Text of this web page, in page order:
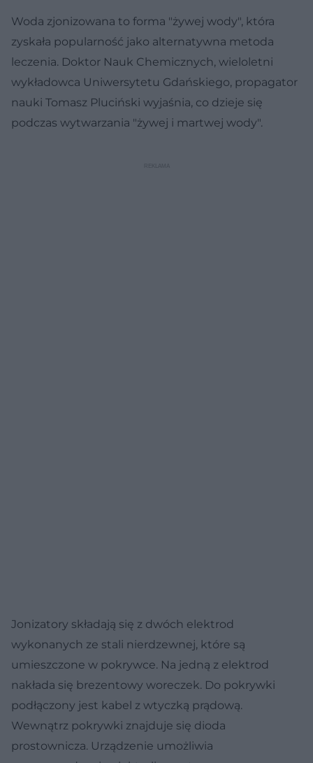
Woda zjonizowana to forma "żywej wody", która
zyskała popularność jako alternatywna metoda
leczenia. Doktor Nauk Chemicznych, wieloletni
wykładowca Uniwersytetu Gdańskiego, propagator
nauki Tomasz Pluciński wyjaśnia, co dzieje się
podczas wytwarzania "żywej i martwej wody".
Jonizatory składają się z dwóch elektrod
wykonanych ze stali nierdzewnej, które są
umieszczone w pokrywce. Na jedną z elektrod
nakłada się brezentowy woreczek. Do pokrywki
podłączony jest kabel z wtyczką prądową.
Wewnątrz pokrywki znajduje się dioda
prostownicza. Urządzenie umożliwia